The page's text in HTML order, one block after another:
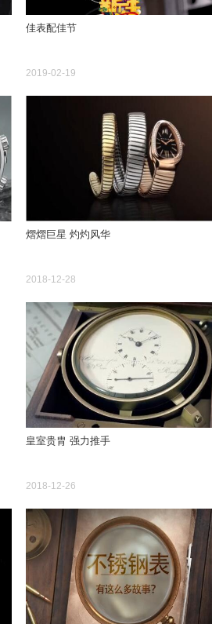
佳表配佳节
2019-02-19
熠熠巨星 灼灼风华
2018-12-28
皇室贵胄 强力推手
2018-12-26